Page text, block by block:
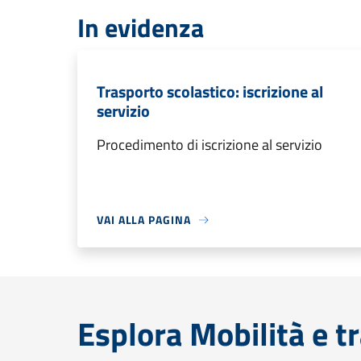
In evidenza
Trasporto scolastico: iscrizione al
servizio
Procedimento di iscrizione al servizio
VAI ALLA PAGINA
Esplora Mobilità e